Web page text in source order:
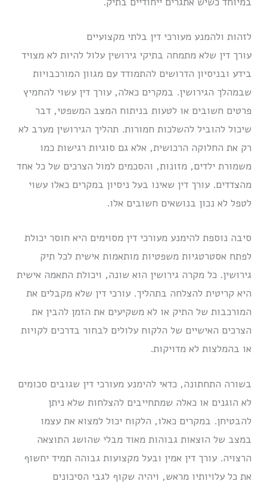
לזהות ולהמנע מעורכי דין בלתי מקצועיים
עורך דין שלא מתמחה בתיקי גירושין עלול להיות לא מצויד
בידע ובניסיון הדרושים להתמודד עם מגוון המורכבויות
שבמהלך הגירושין. במקרים כאלה, עורך דין עשוי להחמיץ
פרטים חשובים או לטעות בניתוח המצב המשפטי, דבר
שיכול להוביל להשלכות חמורות. תהליך הגירושין מערב לא
רק את החלוקה הרכושית, אלא גם סוגיות רגישות כמו
משמורת ילדים, מזונות, והסכמים למול הצרכים של כל אחד
מהצדדים. עורך דין שאינו בעל ניסיון במקרים כאלו עשוי
לטפל לא נכון בנושאים חשובים אלו.
סיבה נוספת להימנע מעורכי דין מסוימים היא חוסר יכולת
לפתח אסטרטגיות משפטיות מותאמות אישית לכל תיק
גירושין. כל מקרה גירושין הוא שונה, ויכולת התאמה אישית
היא קריטית להצלחה בתהליך. עורכי דין שלא מקבלים את
המורכבות של התיק או לא משקיעים את הזמן להבין את
הצרכים האישיים של הלקוח עלולים לבחור בדרכים לקויות
או בהמלצות לא מדויקות.
בשורה התחתונה, כדאי להימנע מעורכי דין שגובים סכומים
לא הוגנים או כאלה שמתחייבים להצלחות שלא ניתן
להבטיחן. במקרים כאלו, הלקוח יכול למצוא את עצמו
במצב של הוצאות גבוהות מאוד מבלי שהושג התוצאה
הרצויה. עורך דין אמין ובעל מקצועות גבוהה תמיד יחשוף
את כל עלויותיו מראש, ויהיה שקוף לגבי הסיכונים